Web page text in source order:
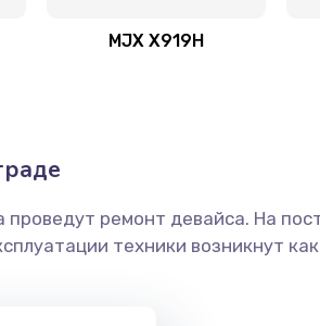
MJX X919H
ремонт девайса. На
техники возникнут